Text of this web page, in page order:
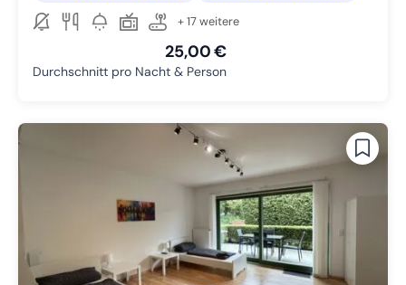
+ 17 weitere
25,00 €
Durchschnitt pro Nacht & Person